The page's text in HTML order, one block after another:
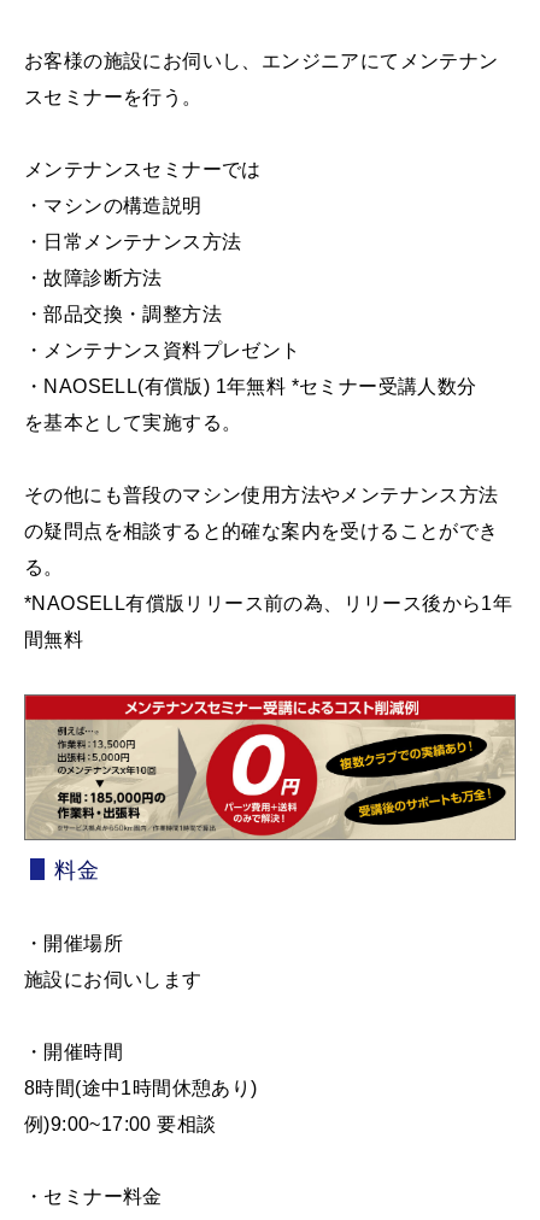
お客様の施設にお伺いし、エンジニアにてメンテナン
スセミナーを行う。
メンテナンスセミナーでは
・マシンの構造説明
・日常メンテナンス方法
・故障診断方法
・部品交換・調整方法
・メンテナンス資料プレゼント
・NAOSELL(有償版) 1年無料 *セミナー受講人数分
を基本として実施する。
その他にも普段のマシン使用方法やメンテナンス方法
の疑問点を相談すると的確な案内を受けることができ
る。
*NAOSELL有償版リリース前の為、リリース後から1年
間無料
料金
・開催場所
施設にお伺いします
・開催時間
8時間(途中1時間休憩あり)
例)9:00~17:00 要相談
・セミナー料金